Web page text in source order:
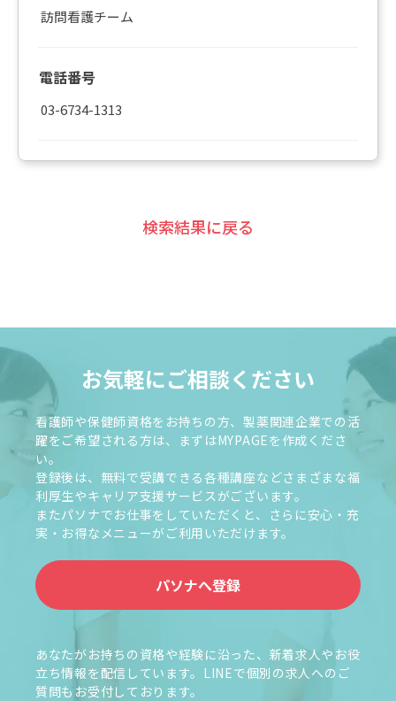
訪問看護チーム
電話番号
03-6734-1313
検索結果に戻る
お気軽にご相談ください
看護師や保健師資格をお持ちの方、製薬関連企業での活
躍をご希望される方は、まずはMYPAGEを作成くださ
い。
登録後は、無料で受講できる各種講座などさまざまな福
利厚生やキャリア支援サービスがございます。
またパソナでお仕事をしていただくと、さらに安心・充
実・お得なメニューがご利用いただけます。
パソナへ登録
あなたがお持ちの資格や経験に沿った、新着求人やお役
立ち情報を配信しています。LINEで個別の求人へのご
質問もお受付しております。